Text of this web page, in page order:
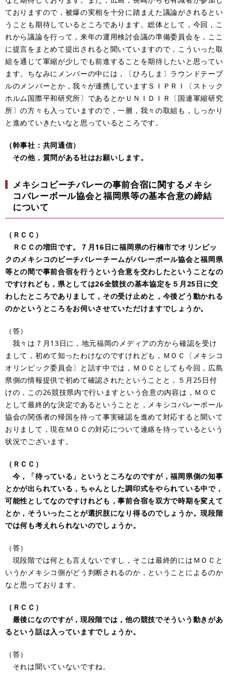
ておりますので，被爆の実相を十分に踏まえた議論がされるとい
うことも期待しているところであります。総体として，今回，こ
れから議論を行って，来年の運用検討会議の準備委員会を，ここ
に提言をまとめて提出されると聞いていますので，こういった取
組を通じて軍縮が少しでも前進することを期待したいと思ってい
ます。ちなみにメンバーの中には，〔ひろしま〕ラウンドテーブ
ルのメンバーとか，我々が連携していますＳＩＰＲＩ〔ストック
ホルム国際平和研究所〕であるとかＵＮＩＤＩＲ〔国連軍縮研究
所〕の方々も入っていますので，一層，我々の取組も，しっかり
と進めていきたいなと思っているところです。
（幹事社：共同通信）
その他，質問がある社はお願いします。
メキシコビーチバレーの事前合宿に関するメキシ
コバレーボール協会と福岡県等の基本合意の締結
について
（ＲＣＣ）
ＲＣＣの増田です。７月16日に福岡県の行橋市でオリンピッ
クのメキシコのビーチバレーチームがバレーボール協会と福岡県
等との間で事前合宿を行うという合意を交わしたということなの
ですけれども，県としては26全競技の基本協定を５月25日に交
わしたところでありまして，その受け止めと，今後どう動かれる
のかというところをお伺いさせていただけますでしょうか。
（答）
我々は７月13日に，地元福岡のメディアの方から確認を受け
まして，初めて知ったわけなのですけれども，ＭＯＣ〔メキシコ
オリンピック委員会〕と話す中では，ＭＯＣとしても今回，広島
県側の情報提供で初めて確認されたということと，５月25日付
けの，この26競技県内で行いますという合意の内容は，ＭＯＣ
として最終的な決定であるということと，メキシコバレーボール
協会の関係者の帰国を待って事実確認を進めて対応すると聞いて
おりまして，現在ＭＯＣの対応について連絡を待っているという
状況でございます。
（ＲＣＣ）
今，「待っている」というところなのですが，福岡県側の知事
とかが出られている，ちゃんとした調印式をやられている中で，
可能性としてなのですけれども，事前合宿を双方で時期を変えて
とか，そういったことが選択肢になり得るのでしょうか。現段階
では何も考えれられないのでしょうか。
（答）
現段階では何とも言えないですし，そこは最終的にはＭＯＣと
いうかメキシコ側がどう判断されるのか，ということによるのか
なと思っております。
（ＲＣＣ）
最後になのですが，現段階では，他の競技でそういう動きがあ
るという話は入っていますでしょうか。
（答）
それは聞いていないですね。